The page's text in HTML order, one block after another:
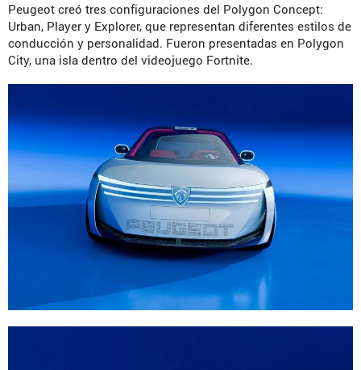
Peugeot creó tres configuraciones del Polygon Concept:
Urban, Player y Explorer, que representan diferentes estilos de
conducción y personalidad. Fueron presentadas en Polygon
City, una isla dentro del videojuego Fortnite.